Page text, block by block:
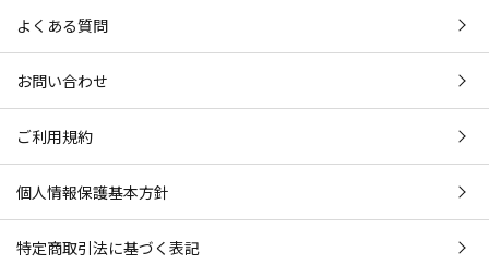
よくある質問
お問い合わせ
ご利用規約
個人情報保護基本方針
特定商取引法に基づく表記